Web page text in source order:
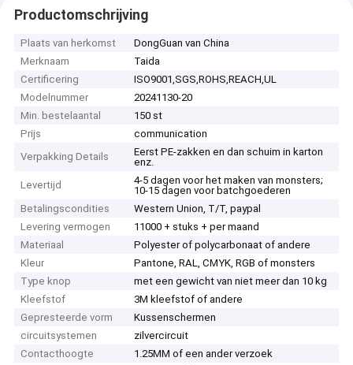
Productomschrijving
Plaats van herkomst
DongGuan van China
Merknaam
Taida
Certificering
ISO9001,SGS,ROHS,REACH,UL
Modelnummer
20241130-20
Min. bestelaantal
150 st
Prijs
communication
Verpakking Details
Eerst PE-zakken en dan schuim in karton
enz.
Levertijd
4-5 dagen voor het maken van monsters;
10-15 dagen voor batchgoederen
Betalingscondities
Western Union, T/T, paypal
Levering vermogen
11000 + stuks + per maand
Materiaal
Polyester of polycarbonaat of andere
Kleur
Pantone, RAL, CMYK, RGB of monsters
Type knop
met een gewicht van niet meer dan 10 kg
Kleefstof
3M kleefstof of andere
Gepresteerde vorm
Kussenschermen
circuitsystemen
zilvercircuit
Contacthoogte
1.25MM of een ander verzoek